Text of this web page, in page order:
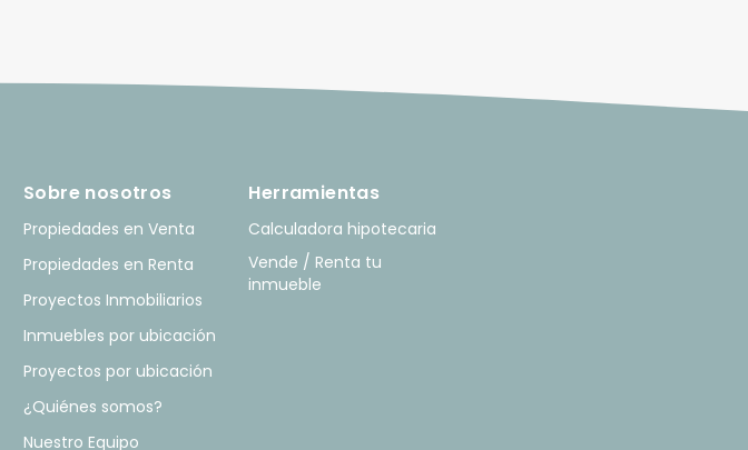
Sobre nosotros
Propiedades en Venta
Propiedades en Renta
Proyectos Inmobiliarios
Inmuebles por ubicación
Proyectos por ubicación
¿Quiénes somos?
Nuestro Equipo
Herramientas
Calculadora hipotecaria
Vende / Renta tu
inmueble